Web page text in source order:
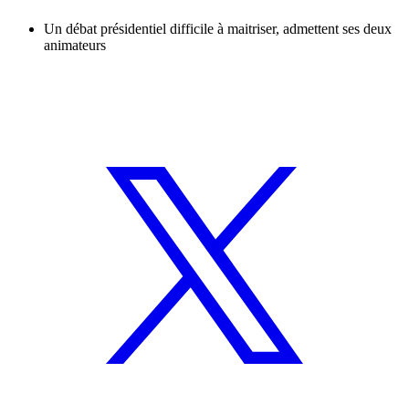
Un débat présidentiel difficile à maitriser, admettent ses deux
animateurs